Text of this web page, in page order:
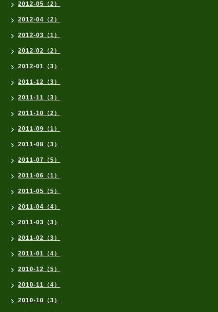
2012-05（2）
2012-04（2）
2012-03（1）
2012-02（2）
2012-01（3）
2011-12（3）
2011-11（3）
2011-10（2）
2011-09（1）
2011-08（3）
2011-07（5）
2011-06（1）
2011-05（5）
2011-04（4）
2011-03（3）
2011-02（3）
2011-01（4）
2010-12（5）
2010-11（4）
2010-10（3）